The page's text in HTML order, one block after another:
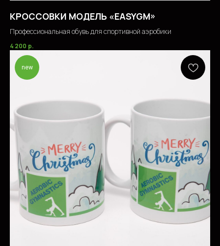
КРОССОВКИ МОДЕЛЬ «EASYGM»
Профессиональная обувь для спортивной аэробики
4 200 р.
new